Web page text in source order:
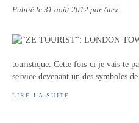
Publié le 31 août 2012 par Alex
touristique. Cette fois-ci je vais te
service devenant un des symboles
LIRE LA SUITE